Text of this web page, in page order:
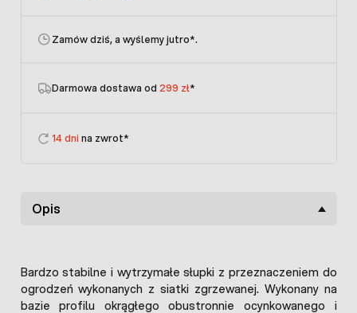
Zamów dziś, a wyślemy jutro*.
Darmowa dostawa od 299 zł*
14 dni na zwrot*
Opis
Bardzo stabilne i wytrzymałe słupki z przeznaczeniem do
ogrodzeń wykonanych z siatki zgrzewanej. Wykonany na
bazie profilu okrągłego obustronnie ocynkowanego i